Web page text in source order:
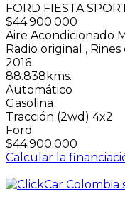
FORD FIESTA
$44.900.000
Aire Acondicionado
Radio original , Rines
2016
88.838kms.
Automático
Gasolina
Tracción (2wd) 4x2
Ford
$44.900.000
Calcular la